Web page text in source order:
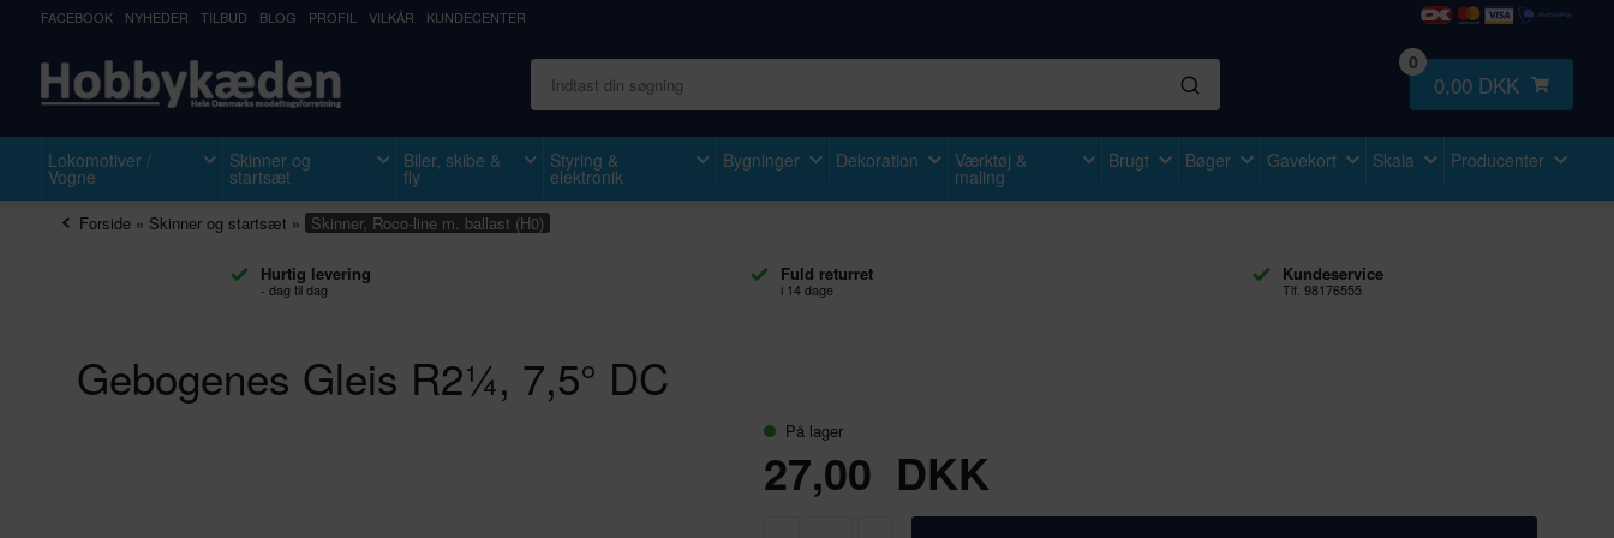
FACEBOOK NYHEDER TILBUD BLOG PROFIL VILKÅR KUNDECENTER
0
0,00 DKK
Lokomotiver /
Vogne
Skinner og
startsæt
Biler, skibe &
fly
Styring &
elektronik
Bygninger Dekoration Værktøj &
maling
Brugt Bøger Gavekort Skala Producenter
Forside» Skinner og startsæt » Skinner, Roco-line m. ballast (H0)
Hurtig levering
- dag til dag
Fuld returret
i 14 dage
Kundeservice
Tlf. 98176555
Gebogenes Gleis R2¼, 7,5° DC
På lager
27,00 DKK